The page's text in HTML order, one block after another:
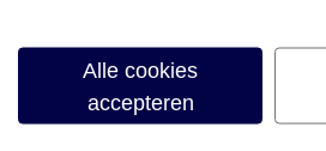
Alle cookies
accepteren